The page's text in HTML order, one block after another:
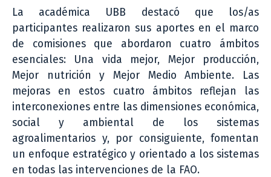
La académica UBB destacó que los/as
participantes realizaron sus aportes en el marco
de comisiones que abordaron cuatro ámbitos
esenciales: Una vida mejor, Mejor producción,
Mejor nutrición y Mejor Medio Ambiente. Las
mejoras en estos cuatro ámbitos reflejan las
interconexiones entre las dimensiones económica,
social y ambiental de los sistemas
agroalimentarios y, por consiguiente, fomentan
un enfoque estratégico y orientado a los sistemas
en todas las intervenciones de la FAO.